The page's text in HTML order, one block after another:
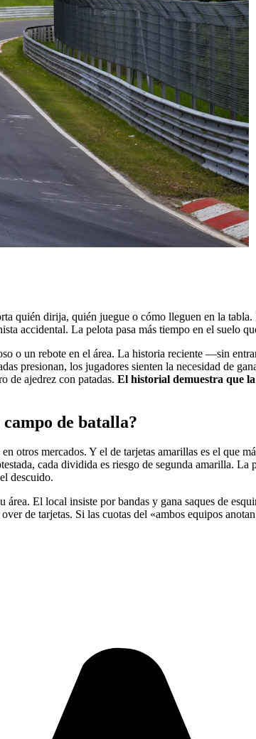
quién dirija, quién juegue o cómo lleguen en la
accidental. La pelota pasa más tiempo en el suelo
o un rebote en el área. La historia reciente —sin
presionan, los jugadores sienten la necesidad de
de ajedrez con patadas. El historial demuestra que
de batalla?
mercados. Y el de tarjetas amarillas es el que
cada dividida es riesgo de segunda amarilla.
descuido.
El local insiste por bandas y gana saques de
de tarjetas. Si las cuotas del «ambos equipos